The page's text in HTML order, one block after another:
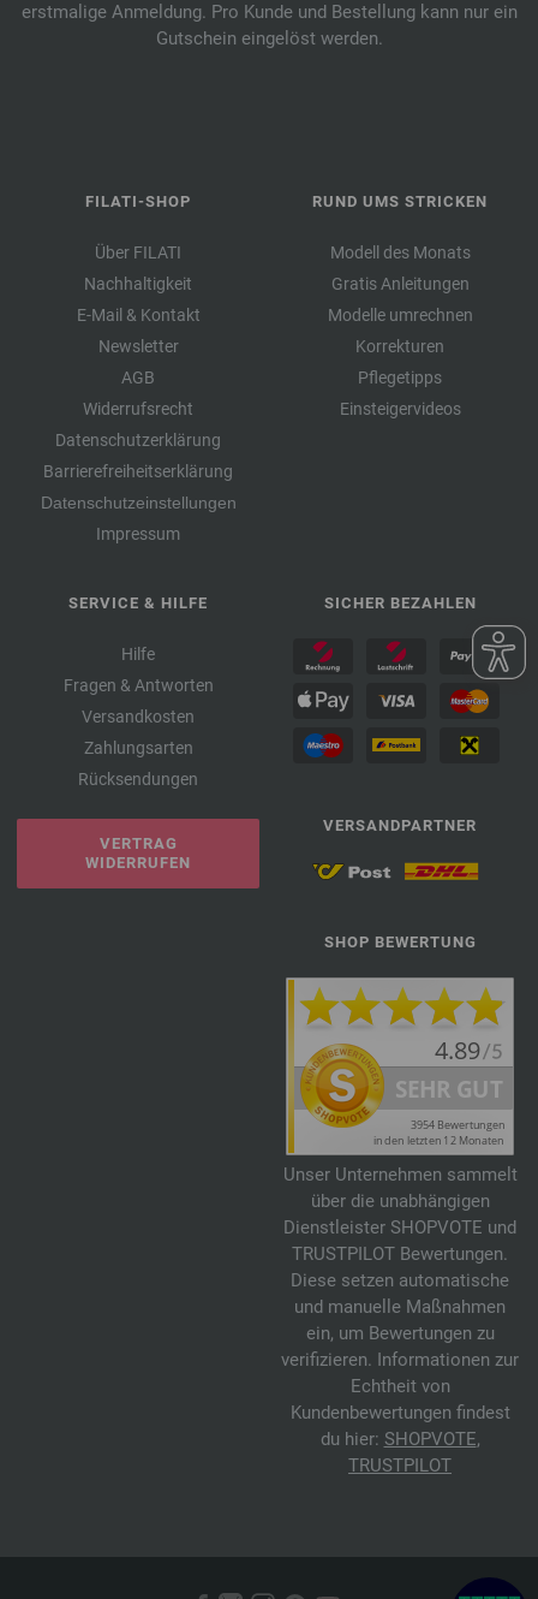
erstmalige Anmeldung. Pro Kunde und Bestellung kann nur ein
Gutschein eingelöst werden.
FILATI-SHOP
Über FILATI
Nachhaltigkeit
E-Mail & Kontakt
Newsletter
AGB
Widerrufsrecht
Datenschutzerklärung
Barrierefreiheitserklärung
Datenschutzeinstellungen
Impressum
RUND UMS STRICKEN
Modell des Monats
Gratis Anleitungen
Modelle umrechnen
Korrekturen
Pflegetipps
Einsteigervideos
SERVICE & HILFE
Hilfe
Fragen & Antworten
Versandkosten
Zahlungsarten
Rücksendungen
VERTRAG
WIDERRUFEN
SICHER BEZAHLEN
VERSANDPARTNER
SHOP BEWERTUNG
Unser Unternehmen sammelt
über die unabhängigen
Dienstleister SHOPVOTE und
TRUSTPILOT Bewertungen.
Diese setzen automatische
und manuelle Maßnahmen
ein, um Bewertungen zu
verifizieren. Informationen zur
Echtheit von
Kundenbewertungen findest
du hier: SHOPVOTE,
TRUSTPILOT